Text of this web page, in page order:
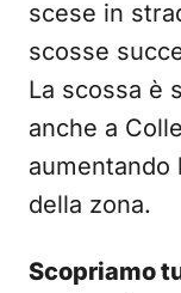
scese in
scosse
La scossa è
anche a
aumentando
della zona.
Scopriamo